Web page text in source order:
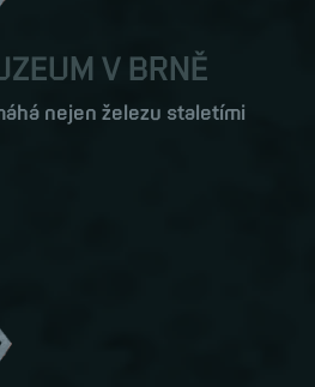
V BRNĚ
nejen železu staletími